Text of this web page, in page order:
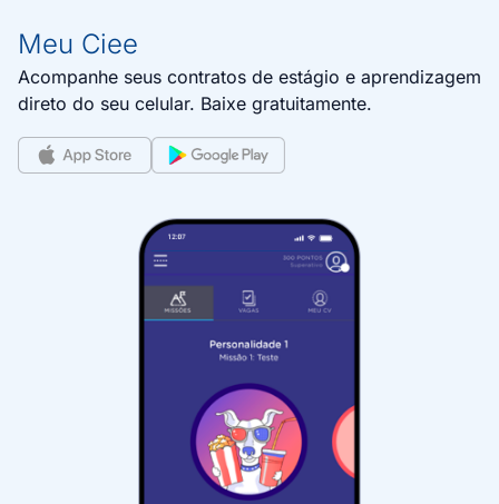
Meu Ciee
Acompanhe seus contratos de estágio e aprendizagem
direto do seu celular. Baixe gratuitamente.